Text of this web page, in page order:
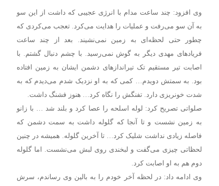
وی افزود: چند ساعت مدام با انرژی عجیبی که داشت از این سو
به آن سو می‌رفت و عملیات را هدایت می‌کرد. تعجب می‌کردی که
چطور حتی لحظه‌ای به زمین نمی‌نشیند. بعد از چند ساعت
فریادهای مهدی دیگر به گوش نمی‌رسید. با چشم دنبال گشتم. با
اصابت تیر مستقیم تک تیراندازهای دشمن ایشان به زمین افتاده
بود. به سمتش دویدم… کمی که به او نزدیک شدم می‌دیدم که به
شدت خونریزی دارد. تفنگش را نگاه کرد… هنوز فشنگ داشت.
صلواتی تصریح کرد: لوله اسلحه را عصا کرد و بلند شد … با زانو
به زمین نشست و تا آنجا که گلوله داشت به سمت دشمن که
فاصله زیادی نداشت شلیک کرد… تا آخرین گلوله. همیشه در چنین
لحظاتی چیزی می‌گفت و لبخندی روی لبش می‌نشست. اما گلوله
دوم هم به او اصابت کرد.
وی ادامه داد: در لحظه آخر خودم را به بالین وی رساندم، سرش